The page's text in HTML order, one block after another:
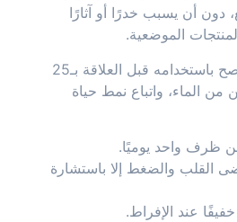
دون أن يسبب خدرًا أو آثارًا
الموضعية.
لتحقيق أفضل نتيجة، يُنصح باستخدامه قبل العلاقة بـ25
من الماء، واتباع نمط حياة
ظرف واحد يوميًا.
القلب والضغط إلا باستشارة
عند الإفراط.